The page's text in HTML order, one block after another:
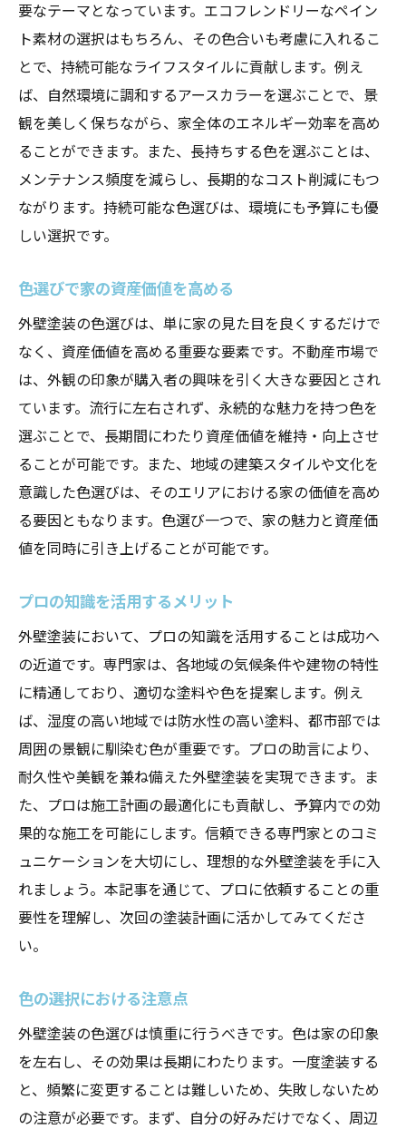
要なテーマとなっています。エコフレンドリーなペイン
ト素材の選択はもちろん、その色合いも考慮に入れるこ
とで、持続可能なライフスタイルに貢献します。例え
ば、自然環境に調和するアースカラーを選ぶことで、景
観を美しく保ちながら、家全体のエネルギー効率を高め
ることができます。また、長持ちする色を選ぶことは、
メンテナンス頻度を減らし、長期的なコスト削減にもつ
ながります。持続可能な色選びは、環境にも予算にも優
しい選択です。
色選びで家の資産価値を高める
外壁塗装の色選びは、単に家の見た目を良くするだけで
なく、資産価値を高める重要な要素です。不動産市場で
は、外観の印象が購入者の興味を引く大きな要因とされ
ています。流行に左右されず、永続的な魅力を持つ色を
選ぶことで、長期間にわたり資産価値を維持・向上させ
ることが可能です。また、地域の建築スタイルや文化を
意識した色選びは、そのエリアにおける家の価値を高め
る要因ともなります。色選び一つで、家の魅力と資産価
値を同時に引き上げることが可能です。
プロの知識を活用するメリット
外壁塗装において、プロの知識を活用することは成功へ
の近道です。専門家は、各地域の気候条件や建物の特性
に精通しており、適切な塗料や色を提案します。例え
ば、湿度の高い地域では防水性の高い塗料、都市部では
周囲の景観に馴染む色が重要です。プロの助言により、
耐久性や美観を兼ね備えた外壁塗装を実現できます。ま
た、プロは施工計画の最適化にも貢献し、予算内での効
果的な施工を可能にします。信頼できる専門家とのコミ
ュニケーションを大切にし、理想的な外壁塗装を手に入
れましょう。本記事を通じて、プロに依頼することの重
要性を理解し、次回の塗装計画に活かしてみてくださ
い。
色の選択における注意点
外壁塗装の色選びは慎重に行うべきです。色は家の印象
を左右し、その効果は長期にわたります。一度塗装する
と、頻繁に変更することは難しいため、失敗しないため
の注意が必要です。まず、自分の好みだけでなく、周辺